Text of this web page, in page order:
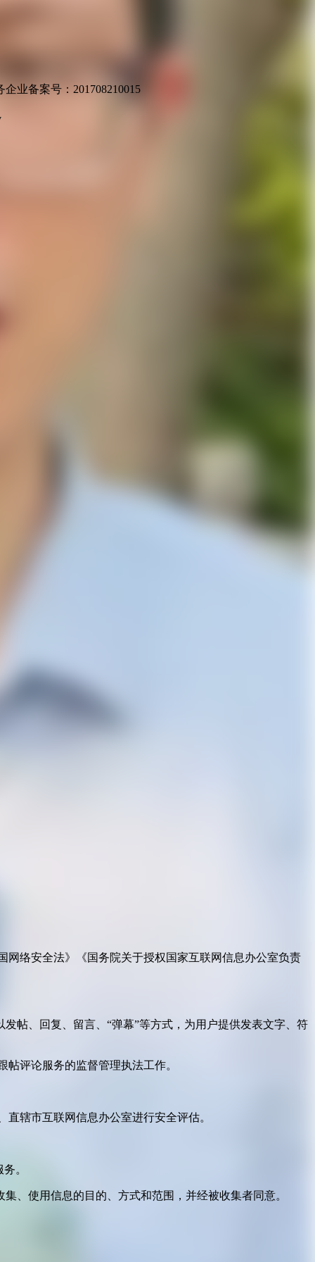
业备案号：201708210015
络安全法》《国务院关于授权国家互联网信息办公室负责
帖、回复、留言、“弹幕”等方式，为用户提供发表文字、符
评论服务的监督管理执法工作。
辖市互联网信息办公室进行安全评估。
。
、使用信息的目的、方式和范围，并经被收集者同意。